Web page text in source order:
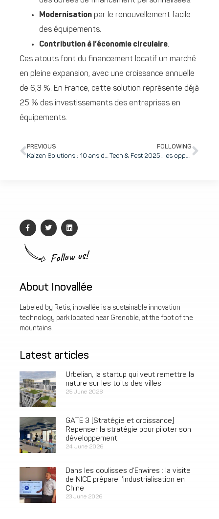
Modernisation par le renouvellement facile
des équipements.
Contribution à l’économie circulaire.
Ces atouts font du financement locatif un marché
en pleine expansion, avec une croissance annuelle
de 6,3 %. En France, cette solution représente déjà
25 % des investissements des entreprises en
équipements.
PREVIOUS
Kaizen Solutions : 10 ans de succès pour l’ESN 100% inovallienne qui approche les 300 collaborateurs dans ses 4 agences et consacre 15% de son activité à la R&D via son KZS Lab.
FOLLOWING
Tech & Fest 2025 : les opportunités d’inovallée pour ne pas rater l’événement de l’année de la Tech grenobloise !
Follow us!
About Inovallée
Labeled by Retis, inovallée is a sustainable innovation
technology park located near Grenoble, at the foot of the
mountains.
Latest articles
Urbelian, la startup qui veut remettre la
nature sur les toits des villes
25 June 2026
GATE 3 [Stratégie et croissance]
Repenser la stratégie pour piloter son
développement
24 June 2026
Dans les coulisses d’Enwires : la visite
de NICE prépare l’industrialisation en
Chine
23 June 2026